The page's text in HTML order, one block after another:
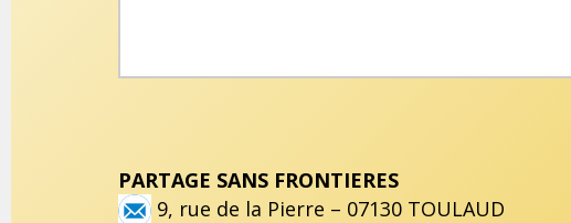
PARTAGE SANS FRONTIERES
9, rue de la Pierre – 07130 TOULAUD